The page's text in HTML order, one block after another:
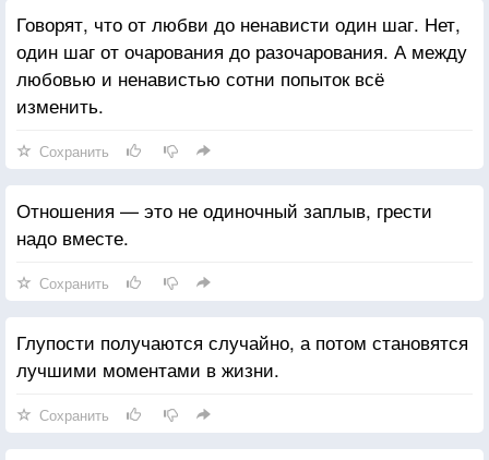
Говорят, что от любви до ненависти один шаг. Нет,
один шаг от очарования до разочарования. А между
любовью и ненавистью сотни попыток всё
изменить.
Сохранить
Отношения — это не одиночный заплыв, грести
надо вместе.
Сохранить
Глупости получаются случайно, а потом становятся
лучшими моментами в жизни.
Сохранить